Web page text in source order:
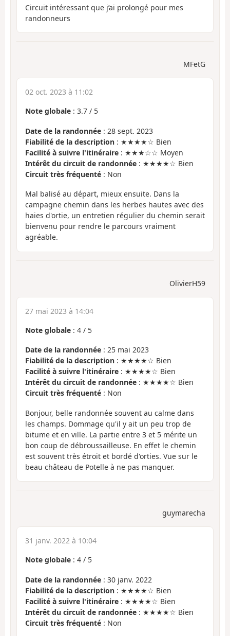
Circuit intéressant que j’ai prolongé pour mes
randonneurs
MFetG
02 oct. 2023 à 11:02
Note globale : 3.7 / 5
Date de la randonnée : 28 sept. 2023
Fiabilité de la description : ★★★★☆ Bien
Facilité à suivre l'itinéraire : ★★★☆☆ Moyen
Intérêt du circuit de randonnée : ★★★★☆ Bien
Circuit très fréquenté : Non
Mal balisé au départ, mieux ensuite. Dans la
campagne chemin dans les herbes hautes avec des
haies d'ortie, un entretien régulier du chemin serait
bienvenu pour rendre le parcours vraiment
agréable.
OlivierH59
27 mai 2023 à 14:04
Note globale : 4 / 5
Date de la randonnée : 25 mai 2023
Fiabilité de la description : ★★★★☆ Bien
Facilité à suivre l'itinéraire : ★★★★☆ Bien
Intérêt du circuit de randonnée : ★★★★☆ Bien
Circuit très fréquenté : Non
Bonjour, belle randonnée souvent au calme dans
les champs. Dommage qu'il y ait un peu trop de
bitume et en ville. La partie entre 3 et 5 mérite un
bon coup de débroussailleuse. En effet le chemin
est souvent très étroit et bordé d'orties. Vue sur le
beau château de Potelle à ne pas manquer.
guymarecha
31 janv. 2022 à 10:04
Note globale : 4 / 5
Date de la randonnée : 30 janv. 2022
Fiabilité de la description : ★★★★☆ Bien
Facilité à suivre l'itinéraire : ★★★★☆ Bien
Intérêt du circuit de randonnée : ★★★★☆ Bien
Circuit très fréquenté : Non